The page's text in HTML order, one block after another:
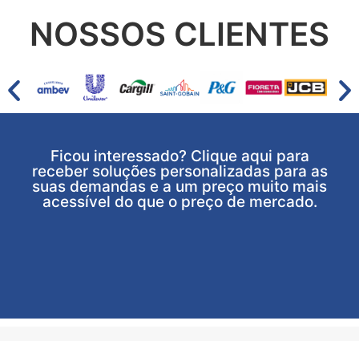
NOSSOS CLIENTES
Ficou interessado? Clique aqui para
receber soluções personalizadas para as
suas demandas e a um preço muito mais
acessível do que o preço de mercado.